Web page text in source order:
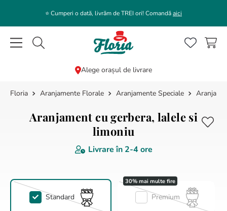
⭐️ Cumperi o dată, livrăm de TREI ori! Comandăaici
Caută flori, plante, cadouri...
Alege orașul de livrare
Aranjamente Florale Aranjamente Speciale
Aranjament cu gerbera, lalele si
limoniu
Livrare în 2-4 ore
Standard Premium
CĂUTĂRI POPULARE
5.
buchet lalele
hortensie